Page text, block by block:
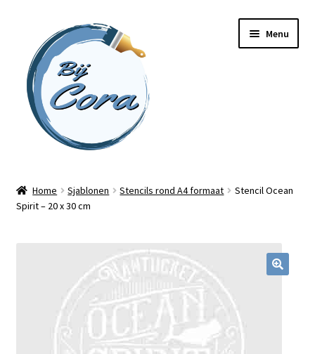
naar
navigatie
inhoud
Menu
Workshops
Home Sjablonen Stencils rond A4 formaat
Stencil Ocean
Spirit – 20 x 30 cm